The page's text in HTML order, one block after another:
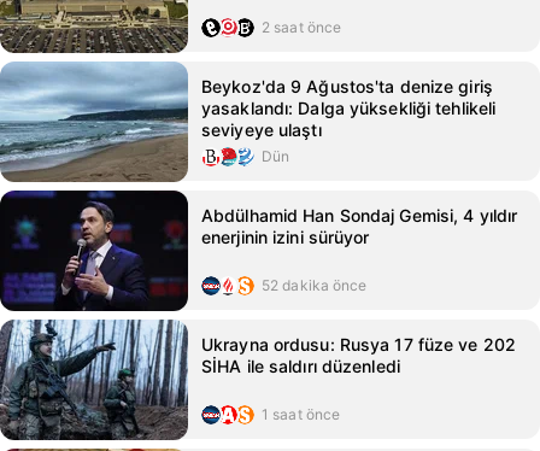
2 saat önce
Beykoz'da 9 Ağustos'ta denize giriş
yasaklandı: Dalga yüksekliği tehlikeli
seviyeye ulaştı
Dün
Abdülhamid Han Sondaj Gemisi, 4 yıldır
enerjinin izini sürüyor
52 dakika önce
Ukrayna ordusu: Rusya 17 füze ve 202
SİHA ile saldırı düzenledi
1 saat önce